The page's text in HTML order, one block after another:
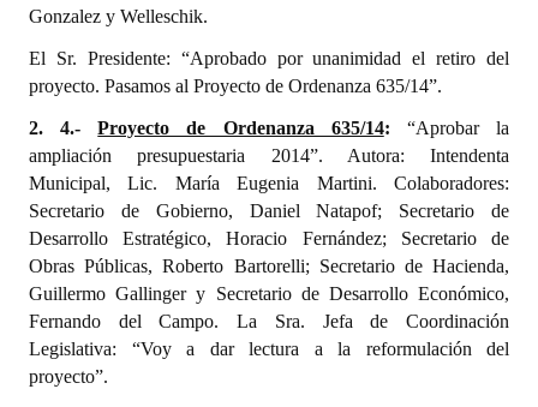
Gonzalez y Welleschik.
El Sr. Presidente: “Aprobado por unanimidad el retiro del
proyecto. Pasamos al Proyecto de Ordenanza 635/14”.
2. 4.-Proyecto de Ordenanza 635/14: “Aprobar la
ampliación presupuestaria 2014”. Autora: Intendenta
Municipal, Lic. María Eugenia Martini. Colaboradores:
Secretario de Gobierno, Daniel Natapof; Secretario de
Desarrollo Estratégico, Horacio Fernández; Secretario de
Obras Públicas, Roberto Bartorelli; Secretario de Hacienda,
Guillermo Gallinger y Secretario de Desarrollo Económico,
Fernando del Campo. La Sra. Jefa de Coordinación
Legislativa: “Voy a dar lectura a la reformulación del
proyecto”.